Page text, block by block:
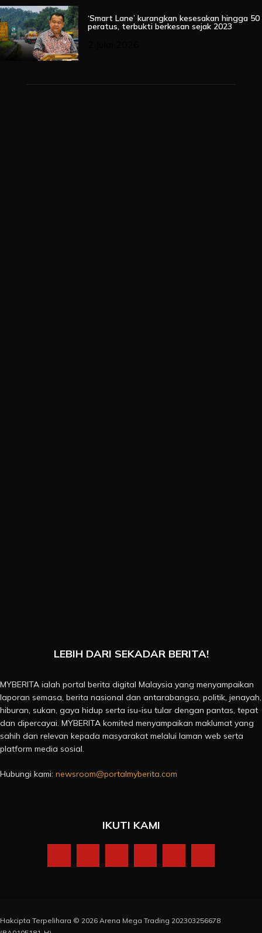
‘Smart Lane’ kurangkan kesesakan hingga 50
peratus, terbukti berkesan sejak 2023
LEBIH DARI SEKADAR BERITA!
MYBERITA ialah portal berita digital Malaysia yang menyampaikan
laporan semasa, berita nasional dan antarabangsa, politik, jenayah,
hiburan, sukan, gaya hidup serta isu-isu tular dengan pantas, tepat
dan dipercayai. MYBERITA komited menyampaikan maklumat yang
sahih dan relevan kepada masyarakat melalui laman web serta
platform media sosial.
Hubungi kami: newsroom@portalmyberita.com
IKUTI KAMI
Hakcipta Terpelihara © 2026 Arena Mega Trading 202303256678